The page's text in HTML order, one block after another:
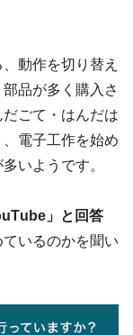
動作を切り替え
品が多く購入さ
ごて・はんだは
電子工作を始め
いようです。
」と回答
いるのかを聞い